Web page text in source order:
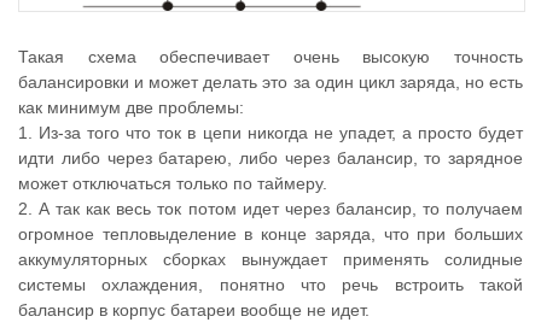
Такая схема обеспечивает очень высокую точность
балансировки и может делать это за один цикл заряда, но есть
как минимум две проблемы:
1. Из-за того что ток в цепи никогда не упадет, а просто будет
идти либо через батарею, либо через балансир, то зарядное
может отключаться только по таймеру.
2. А так как весь ток потом идет через балансир, то получаем
огромное тепловыделение в конце заряда, что при больших
аккумуляторных сборках вынуждает применять солидные
системы охлаждения, понятно что речь встроить такой
балансир в корпус батареи вообще не идет.